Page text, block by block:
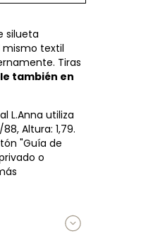
silueta
mismo textil
Tiras
también en
L.Anna utiliza
Altura: 1,79.
"Guía de
o